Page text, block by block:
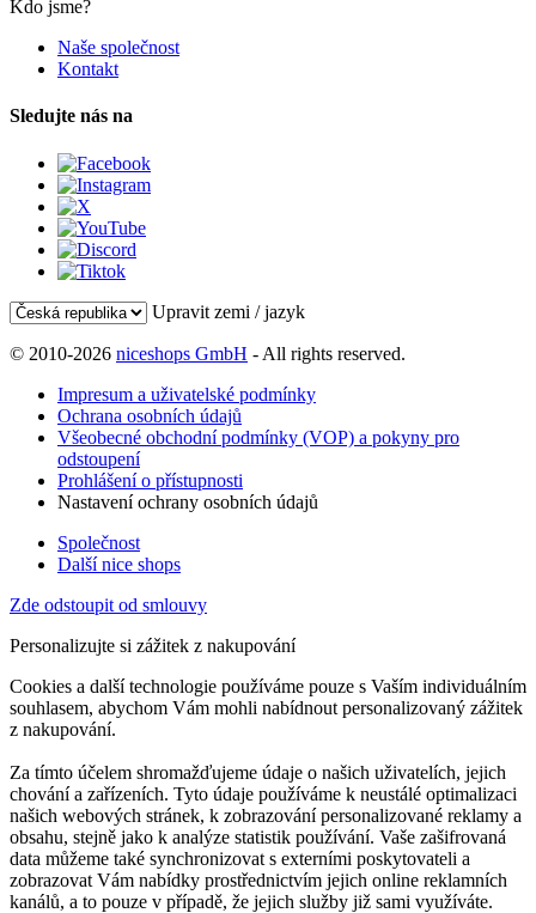
Kdo jsme?
Naše společnost
Kontakt
Sledujte nás na
Upravit zemi / jazyk
© 2010-2026 niceshops GmbH - All rights reserved.
Impresum a uživatelské podmínky
Ochrana osobních údajů
Všeobecné obchodní podmínky (VOP) a pokyny pro
odstoupení
Prohlášení o přístupnosti
Nastavení ochrany osobních údajů
Společnost
Další nice shops
Zde odstoupit od smlouvy
Personalizujte si zážitek z nakupování
Cookies a další technologie používáme pouze s Vaším individuálním
souhlasem, abychom Vám mohli nabídnout personalizovaný zážitek
z nakupování.
Za tímto účelem shromažďujeme údaje o našich uživatelích, jejich
chování a zařízeních. Tyto údaje používáme k neustálé optimalizaci
našich webových stránek, k zobrazování personalizované reklamy a
obsahu, stejně jako k analýze statistik používání. Vaše zašifrovaná
data můžeme také synchronizovat s externími poskytovateli a
zobrazovat Vám nabídky prostřednictvím jejich online reklamních
kanálů, a to pouze v případě, že jejich služby již sami využíváte.